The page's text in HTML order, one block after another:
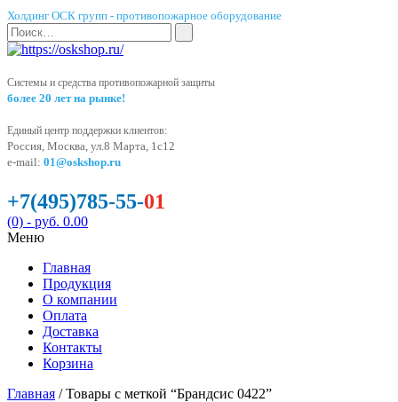
Холдинг ОСК групп - противопожарное оборудование
Системы и средства противопожарной защиты
более 20 лет на рынке!
Единый центр поддержки клиентов:
Россия, Москва, ул.8 Марта, 1с12
e-mail: 01@oskshop.ru
+7(495)785-55-01
(0) - руб. 0.00
Меню
Главная
Продукция
О компании
Оплата
Доставка
Контакты
Корзина
Главная / Товары с меткой “Брандсис 0422”